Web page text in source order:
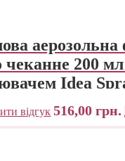
аерозольна
чеканне 200
Idea
Італія
відгук 516,00грн.